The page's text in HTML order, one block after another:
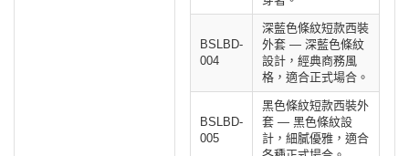
BSLBD-
004
深藍色條紋短款西裝
外套 — 深藍色條紋
設計，經典商務風
格，適合正式場合。
BSLBD-
005
黑色條紋短款西裝外
套 — 黑色條紋設
計，細膩優雅，適合